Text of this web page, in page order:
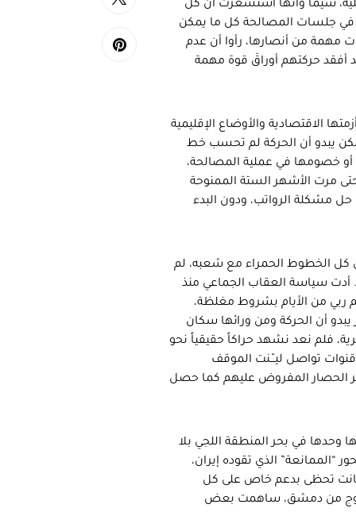
سيما وأنها استشعرت أن كل
في جلسات المصالحة كل ما يمكن
من أنصارها، رأوا أن عدم
أفقد حركتهم أوراقَ قوة مهمة
والأوضاع الإقليمية
يبدو أن الحركة لم تحسب خط
أو خصومها في عملية المصالحة،
مرت الأشهر الستة الممنوحة
مشكلة الرواتب، ودون البدء
كل الخطوط الحمراء مع شعبه، لم
سياسة العقاب الجماعي منذ
ربي من الأيام بشروط مغلظة،
أن الحركة ومن ورائها سكان
فلم نعد نشهد حراكاً حقيقياً نحو
تواصل ليــّـنت الموقف
الحصار المفروض عليهم كما حصل
وحدها في بحر المنطقة اللجي بلا
الذي تقوده إيران،
كانت تحظى بدعم خاص على كل
من دمشق، ساهمت بعض